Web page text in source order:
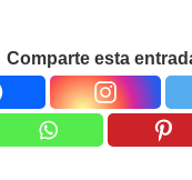
Comparte esta